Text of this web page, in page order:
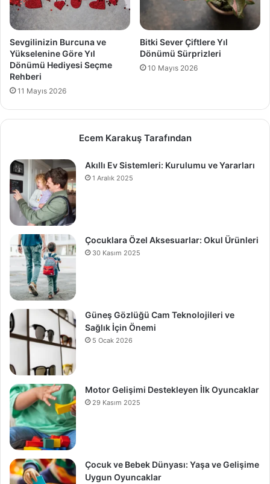
Sevgilinizin Burcuna ve
Yükselenine Göre Yıl
Dönümü Hediyesi Seçme
Rehberi
11 Mayıs 2026
Bitki Sever Çiftlere Yıl
Dönümü Sürprizleri
10 Mayıs 2026
Ecem Karakuş Tarafından
Akıllı Ev Sistemleri: Kurulumu ve Yararları
1 Aralık 2025
Çocuklara Özel Aksesuarlar: Okul Ürünleri
30 Kasım 2025
Güneş Gözlüğü Cam Teknolojileri ve
Sağlık İçin Önemi
5 Ocak 2026
Motor Gelişimi Destekleyen İlk Oyuncaklar
29 Kasım 2025
Çocuk ve Bebek Dünyası: Yaşa ve Gelişime
Uygun Oyuncaklar